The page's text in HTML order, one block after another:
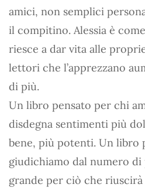
amici, non semplici
il compitino. Alessia è
riesce a dar vita alle
lettori che l’apprezzano
di più.
Un libro pensato per chi
disdegna sentimenti più
bene, più potenti. Un libro
giudichiamo dal numero di
grande per ciò che